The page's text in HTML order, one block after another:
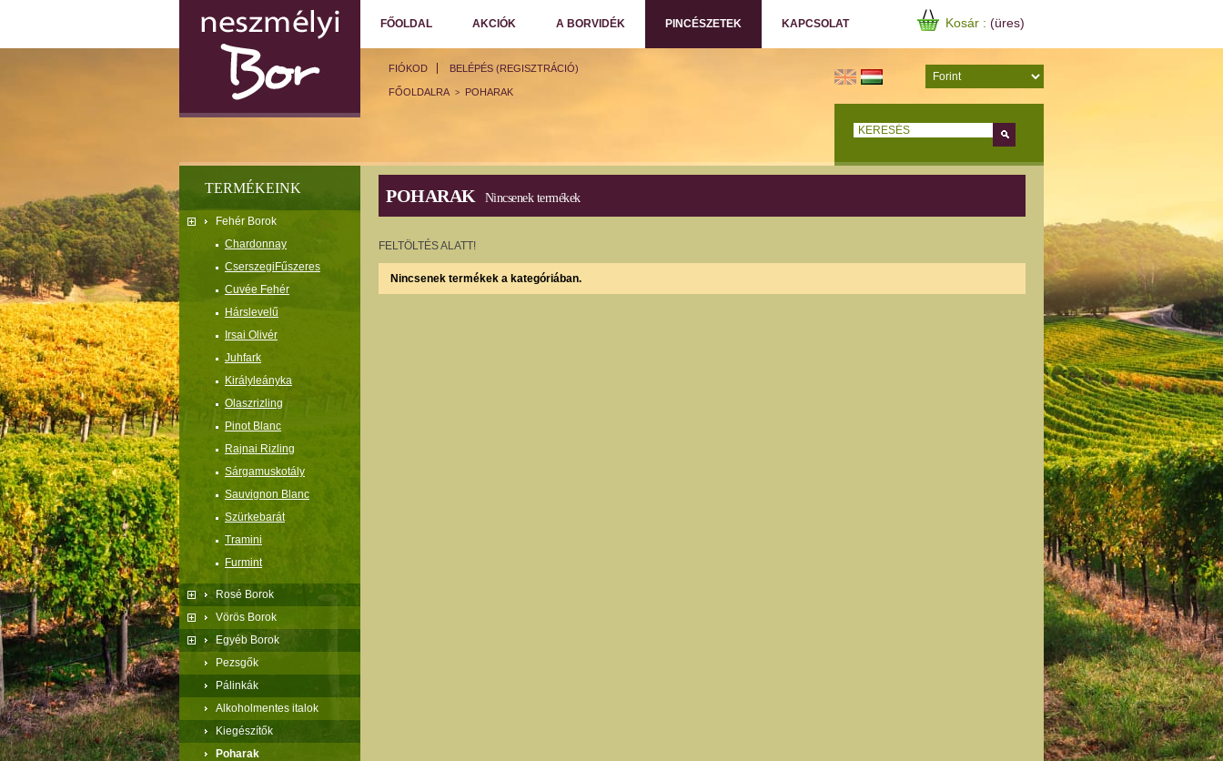
FIÓKOD BELÉPÉS (REGISZTRÁCIÓ)
Kosár : (üres)
FŐOLDAL AKCIÓK A BORVIDÉK PINCÉSZETEK KAPCSOLAT
TERMÉKEINK
Fehér Borok
Chardonnay
CserszegiFűszeres
Cuvée Fehér
Hárslevelű
Irsai Olivér
Juhfark
Királyleányka
Olaszrizling
Pinot Blanc
Rajnai Rizling
Sárgamuskotály
Sauvignon Blanc
Szürkebarát
Tramini
Furmint
Rosé Borok
Vörös Borok
Egyéb Borok
Pezsgők
Pálinkák
Alkoholmentes italok
Kiegészítők
Poharak
FŐOLDALRA > POHARAK
POHARAK Nincsenek termékek
FELTÖLTÉS ALATT!
Nincsenek termékek a kategóriában.